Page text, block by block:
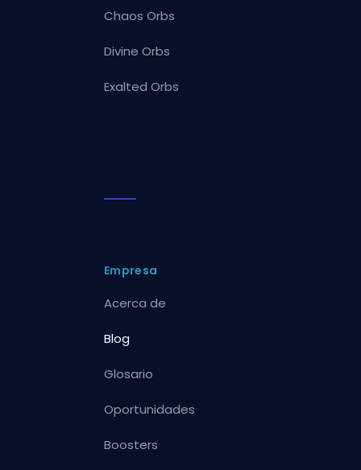
Chaos Orbs
Divine Orbs
Exalted Orbs
Empresa
Acerca de
Blog
Glosario
Oportunidades
Boosters